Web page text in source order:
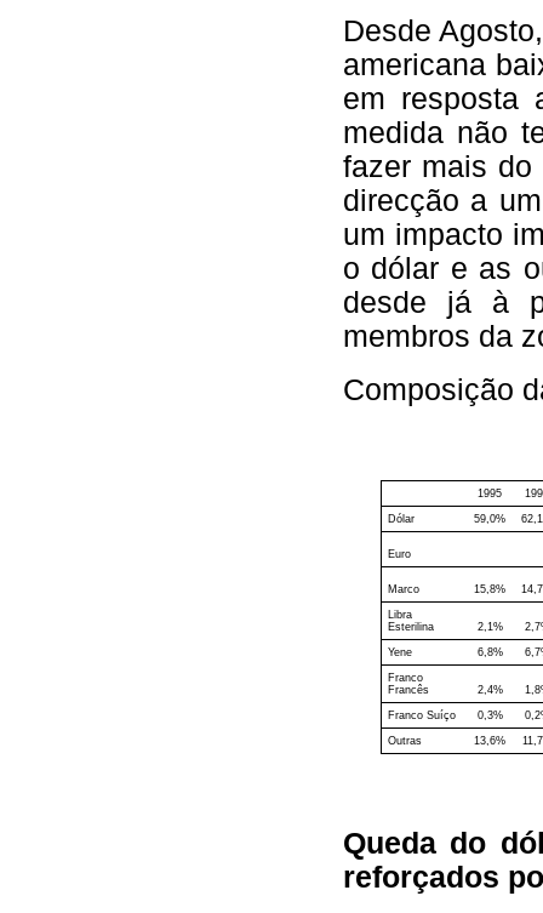
Desde
americana
em resposta
medida não
fazer mais do
direcção a
um impacto
o dólar e as
desde já à
membros da
Composição
1995
Dólar 59,0%
Euro
Marco 15,8%
Libra
Esterilina
2,1%
Yene 6,8%
Franco
Francês
2,4%
Franco Suíço 0,3%
Outras 13,6%
Queda do
reforçados